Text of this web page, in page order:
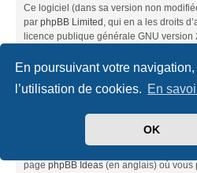
En poursuivant votre
l’utilisation de cookies. En
OK
Ce logiciel (dans sa version non
par phpBB Limited, qui en a les droits
licence publique générale GNU version
À propos de phpBB» (en anglais).
Haut
Ce logiciel a été développé et mis
vous pensez qu’une fonctionnalité
page phpBB Ideas (en anglais) où vous